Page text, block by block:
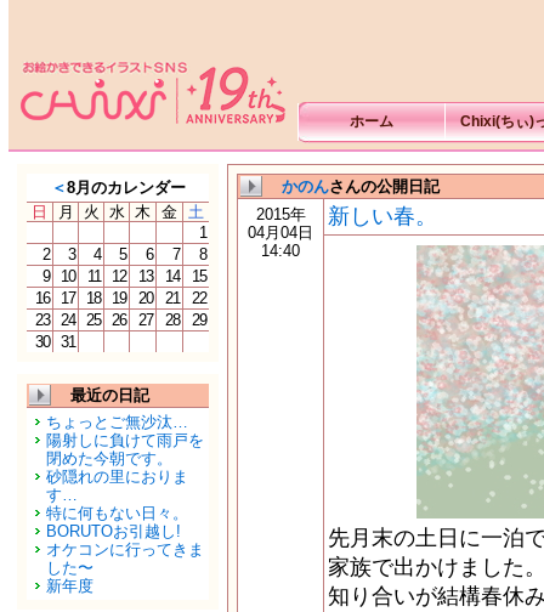
ホーム Chixi(ちぃ)
＜8月のカレンダー
日
月 火 水 木 金 土
1
2
3 4 5 6 7
8
9
10 11 12 13 14
15
16
17 18 19 20 21
22
23 24 25 26 27 28
29
30 31
最近の日記
ちょっとご無沙汰…
陽射しに負けて雨戸を
閉めた今朝です。
砂隠れの里におりま
す…
特に何もない日々。
BORUTOお引越し!
オケコンに行ってきま
した〜
新年度
かのんさんの公開日記
2015年
04月04日
14:40
新しい春。
先月末の土日に一泊
家族で出かけました
知り合いが結構春休